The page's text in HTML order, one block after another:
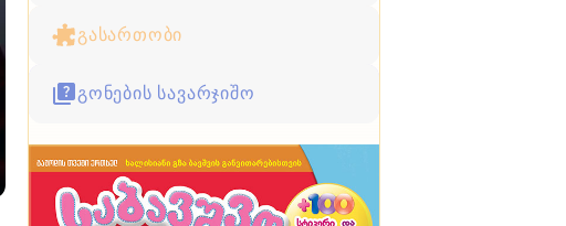
გასართობი
გონების სავარჯიშო